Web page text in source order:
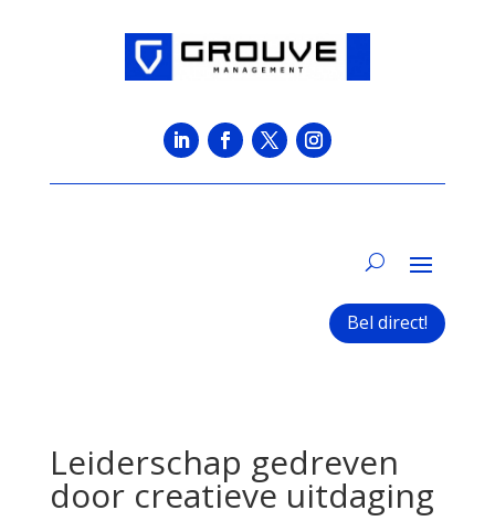
Bel direct!
Leiderschap gedreven
door creatieve uitdaging